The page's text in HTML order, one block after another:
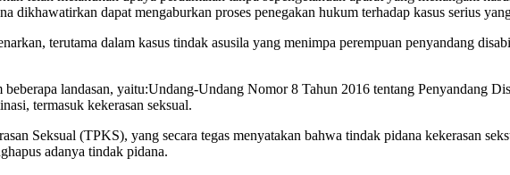
dikhawatirkan dapat mengaburkan proses penegakan hukum terhadap kasus serius
terutama dalam kasus tindak asusila yang menimpa perempuan penyandang
landasan, yaitu:Undang-Undang Nomor 8 Tahun 2016 tentang Penyandang
termasuk kekerasan seksual.
Seksual (TPKS), yang secara tegas menyatakan bahwa tindak pidana kekerasan
adanya tindak pidana.